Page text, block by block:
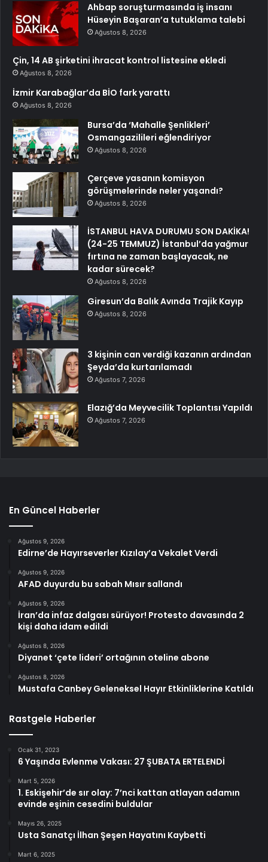
Ahbap soruşturmasında iş insanı
Hüseyin Başaran’a tutuklama talebi
Ağustos 8, 2026
Çin, 14 AB şirketini ihracat kontrol listesine ekledi
Ağustos 8, 2026
İzmir Karabağlar’da BİO fark yarattı
Ağustos 8, 2026
Bursa’da ‘Mahalle Şenlikleri’
Osmangazilileri eğlendiriyor
Ağustos 8, 2026
Çerçeve yasanın komisyon
görüşmelerinde neler yaşandı?
Ağustos 8, 2026
İSTANBUL HAVA DURUMU SON DAKİKA!
(24-25 TEMMUZ) İstanbul’da yağmur
fırtına ne zaman başlayacak, ne
kadar sürecek?
Ağustos 8, 2026
Giresun’da Balık Avında Trajik Kayıp
Ağustos 8, 2026
3 kişinin can verdiği kazanın ardından
Şeyda’da kurtarılamadı
Ağustos 7, 2026
Elazığ’da Meyvecilik Toplantısı Yapıldı
Ağustos 7, 2026
En Güncel Haberler
Ağustos 9, 2026
Edirne’de Hayırseverler Kızılay’a Vekalet Verdi
Ağustos 9, 2026
AFAD duyurdu bu sabah Mısır sallandı
Ağustos 9, 2026
İran’da infaz dalgası sürüyor! Protesto davasında 2
kişi daha idam edildi
Ağustos 8, 2026
Diyanet ‘çete lideri’ ortağının oteline abone
Ağustos 8, 2026
Mustafa Canbey Geleneksel Hayır Etkinliklerine Katıldı
Rastgele Haberler
Ocak 31, 2023
6 Yaşında Evlenme Vakası: 27 ŞUBATA ERTELENDİ
Mart 5, 2026
1. Eskişehir’de sır olay: 7’nci kattan atlayan adamın
evinde eşinin cesedini buldular
Mayıs 26, 2025
Usta Sanatçı İlhan Şeşen Hayatını Kaybetti
Mart 6, 2025